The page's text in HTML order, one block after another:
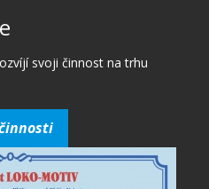
svoji činnost na trhu